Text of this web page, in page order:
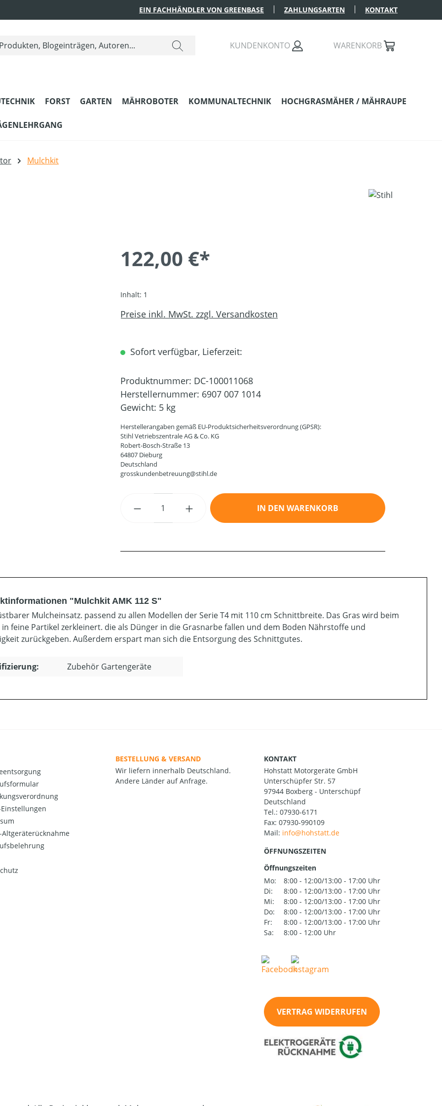
EIN FACHHÄNDLER VON GREENBASE ZAHLUNGSARTEN KONTAKT
KUNDENKONTO WARENKORB
FORST GARTEN MÄHROBOTER KOMMUNALTECHNIK HOCHGRASMÄHER / MÄHRAUPE
Mulchkit
122,00 €*
Inhalt: 1
Preise inkl. MwSt. zzgl. Versandkosten
Sofort verfügbar, Lieferzeit:
Produktnummer: DC-100011068
Herstellernummer: 6907 007 1014
Gewicht: 5 kg
Herstellerangaben gemäß EU-Produktsicherheitsverordnung (GPSR):
Stihl Vetriebszentrale AG & Co. KG
Robert-Bosch-Straße 13
64807 Dieburg
Deutschland
grosskundenbetreuung@stihl.de
Produkt Anzahl: Gib den gewünschten Wert ein oder
IN DEN WARENKORB
"Mulchkit AMK 112 S"
Mulcheinsatz. passend zu allen Modellen der Serie T4 mit 110 cm Schnittbreite. Das Gras wird beim
in feine Partikel zerkleinert. die als Dünger in die Grasnarbe fallen und dem Boden Nährstoffe und
zurückgeben. Außerdem erspart man sich die Entsorgung des Schnittgutes.
Zubehör Gartengeräte
Einstellungen
Altgeräterücknahme
BESTELLUNG & VERSAND
Wir liefern innerhalb Deutschland.
Andere Länder auf Anfrage.
KONTAKT
Hohstatt Motorgeräte GmbH
Unterschüpfer Str. 57
97944 Boxberg - Unterschüpf
Deutschland
Tel.: 07930-6171
Fax: 07930-990109
Mail:
ÖFFNUNGSZEITEN
Öffnungszeiten
Mo:
8:00 - 12:00/13:00 - 17:00 Uhr
Di:
8:00 - 12:00/13:00 - 17:00 Uhr
Mi:
8:00 - 12:00/13:00 - 17:00 Uhr
Do:
8:00 - 12:00/13:00 - 17:00 Uhr
Fr:
8:00 - 12:00/13:00 - 17:00 Uhr
Sa:
8:00 - 12:00 Uhr
VERTRAG WIDERRUFEN